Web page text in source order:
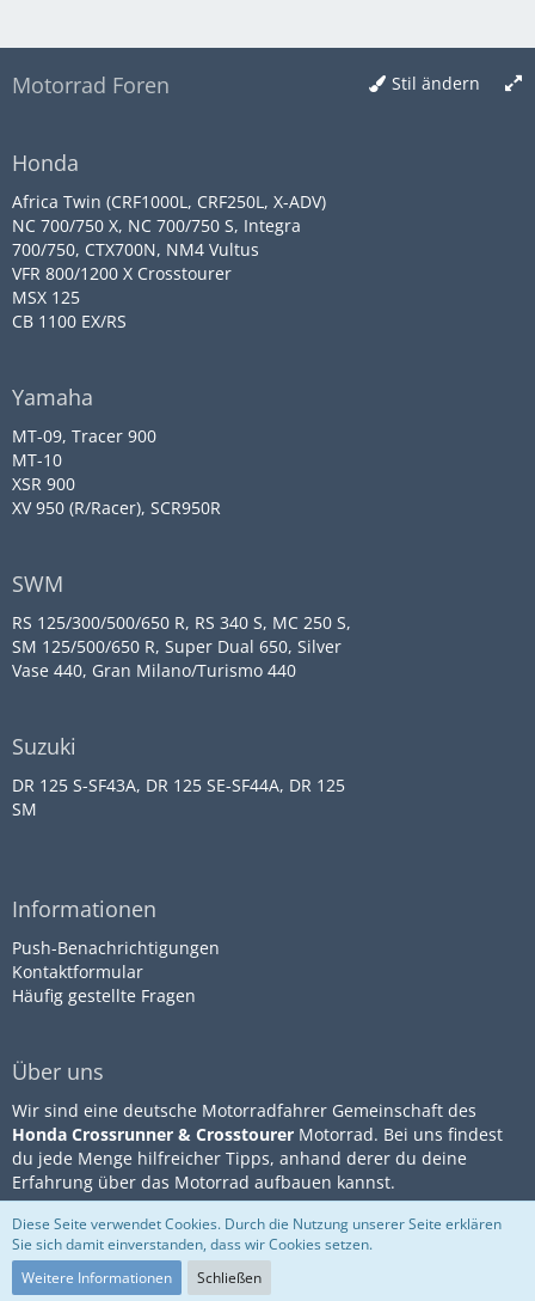
Stil ändern
Motorrad Foren
Honda
Africa Twin (CRF1000L, CRF250L, X-ADV)
NC 700/750 X, NC 700/750 S, Integra
700/750, CTX700N, NM4 Vultus
VFR 800/1200 X Crosstourer
MSX 125
CB 1100 EX/RS
Yamaha
MT-09, Tracer 900
MT-10
XSR 900
XV 950 (R/Racer), SCR950R
SWM
RS 125/300/500/650 R, RS 340 S, MC 250 S,
SM 125/500/650 R, Super Dual 650, Silver
Vase 440, Gran Milano/Turismo 440
Suzuki
DR 125 S-SF43A, DR 125 SE-SF44A, DR 125
SM
Informationen
Push-Benachrichtigungen
Kontaktformular
Häufig gestellte Fragen
Über uns
Wir sind eine deutsche Motorradfahrer Gemeinschaft des
Honda Crossrunner & Crosstourer Motorrad. Bei uns findest
du jede Menge hilfreicher Tipps, anhand derer du deine
Erfahrung über das Motorrad aufbauen kannst.
Community-Software:WoltLab
Suite™
Impressum
Diese Seite verwendet Cookies. Durch die Nutzung unserer Seite erklären
Sie sich damit einverstanden, dass wir Cookies setzen.
Weitere Informationen
Schließen